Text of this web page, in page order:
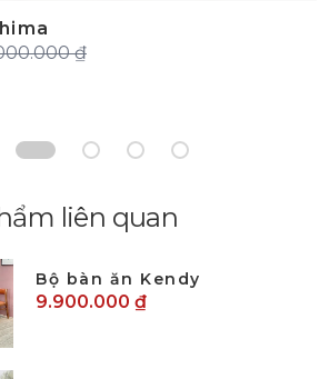
₫
liên quan
Bộ bàn ăn Kendy
9.900.000 ₫